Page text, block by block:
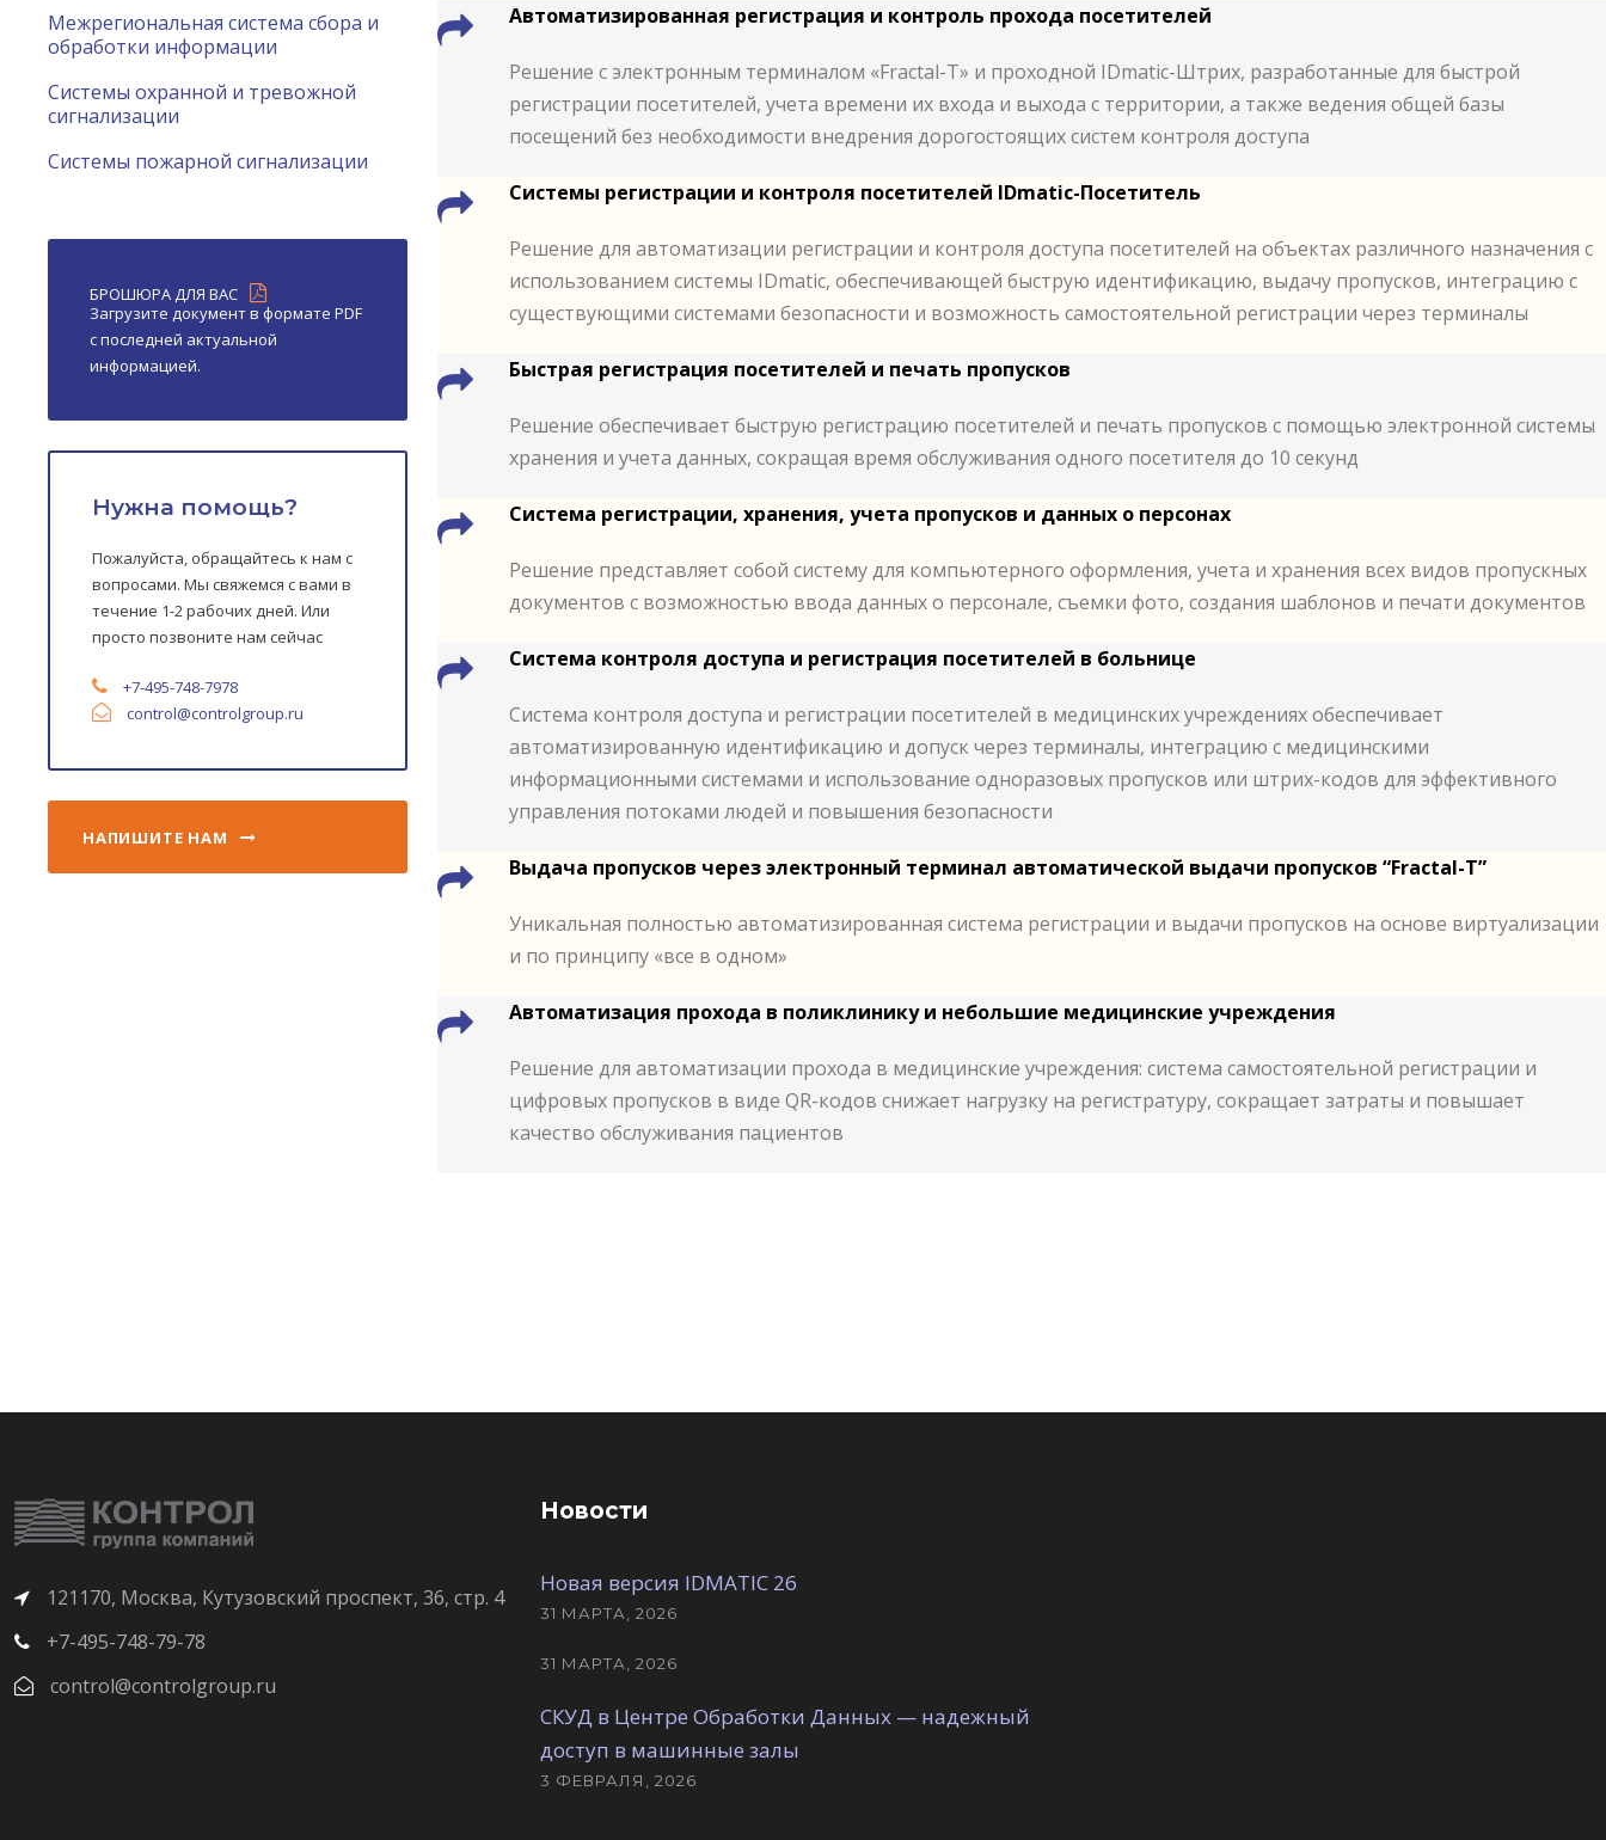
Автоматизированная регистрация и контроль прохода посетителей
Решение с электронным терминалом «Fractal-T» и проходной IDmatic-Штрих, разработанные для быстрой
регистрации посетителей, учета времени их входа и выхода с территории, а также ведения общей базы
посещений без необходимости внедрения дорогостоящих систем контроля доступа
Системы регистрации и контроля посетителей IDmatic-Посетитель
Решение для автоматизации регистрации и контроля доступа посетителей на объектах различного назначения с
использованием системы IDmatic, обеспечивающей быструю идентификацию, выдачу пропусков, интеграцию с
существующими системами безопасности и возможность самостоятельной регистрации через терминалы
Быстрая регистрация посетителей и печать пропусков
Решение обеспечивает быструю регистрацию посетителей и печать пропусков с помощью электронной системы
хранения и учета данных, сокращая время обслуживания одного посетителя до 10 секунд
Система регистрации, хранения, учета пропусков и данных о персонах
Решение представляет собой систему для компьютерного оформления, учета и хранения всех видов пропускных
документов с возможностью ввода данных о персонале, съемки фото, создания шаблонов и печати документов
Система контроля доступа и регистрация посетителей в больнице
Система контроля доступа и регистрации посетителей в медицинских учреждениях обеспечивает
автоматизированную идентификацию и допуск через терминалы, интеграцию с медицинскими
информационными системами и использование одноразовых пропусков или штрих-кодов для эффективного
управления потоками людей и повышения безопасности
Выдача пропусков через электронный терминал автоматической выдачи пропусков “Fractal-T”
Уникальная полностью автоматизированная система регистрации и выдачи пропусков на основе виртуализации
и по принципу «все в одном»
Автоматизация прохода в поликлинику и небольшие медицинские учреждения
Решение для автоматизации прохода в медицинские учреждения: система самостоятельной регистрации и
цифровых пропусков в виде QR-кодов снижает нагрузку на регистратуру, сокращает затраты и повышает
качество обслуживания пациентов
Межрегиональная система сбора и
обработки информации
Системы охранной и тревожной
сигнализации
Системы пожарной сигнализации
БРОШЮРА ДЛЯ ВАС
Загрузите документ в формате PDF
с последней актуальной
информацией.
Нужна помощь?
Пожалуйста, обращайтесь к нам с
вопросами. Мы свяжемся с вами в
течение 1-2 рабочих дней. Или
просто позвоните нам сейчас
+7-495-748-7978
control@controlgroup.ru
НАПИШИТЕ НАМ
121170, Москва, Кутузовский проспект, 36, стр. 4
+7-495-748-79-78
control@controlgroup.ru
Новости
Новая версия IDMATIC 26
31 МАРТА, 2026
31 МАРТА, 2026
СКУД в Центре Обработки Данных — надежный
доступ в машинные залы
3 ФЕВРАЛЯ, 2026